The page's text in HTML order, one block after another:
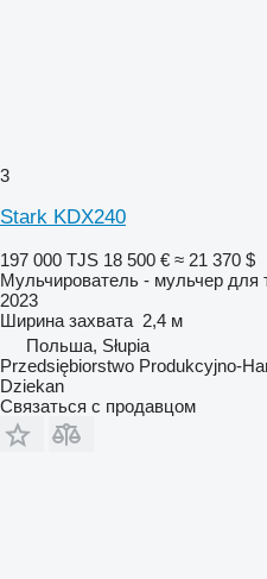
3
Stark KDX240
197 000 TJS 18 500 € ≈ 21 370 $
Мульчирователь - мульчер для
2023
Ширина захвата 2,4 м
Польша, Słupia
Przedsiębiorstwo Produkcyjno-
Dziekan
Связаться с продавцом